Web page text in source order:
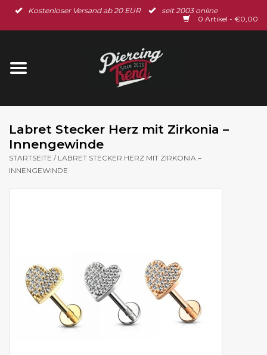
Kostenloser Versand ab 20 EUR
seit 2003 online
0 Artikel - €0,00
Startseite
Ohrschmuck
Labret Stecker Herz mit Zirkonia –
Innengewinde
STARTSEITE / LABRET STECKER HERZ MIT ZIRKONIA –
INNENGEWINDE